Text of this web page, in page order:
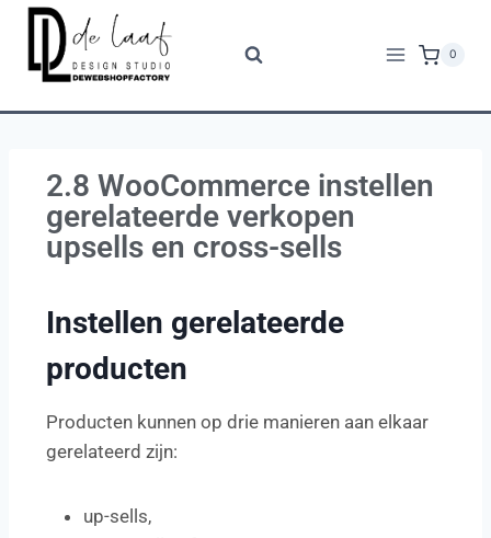
0
2.8 WooCommerce instellen
gerelateerde verkopen
upsells en cross-sells
Instellen gerelateerde
producten
Producten kunnen op drie manieren aan elkaar
gerelateerd zijn:
up-sells,